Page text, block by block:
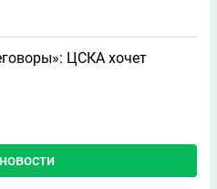
ЦСКА хочет